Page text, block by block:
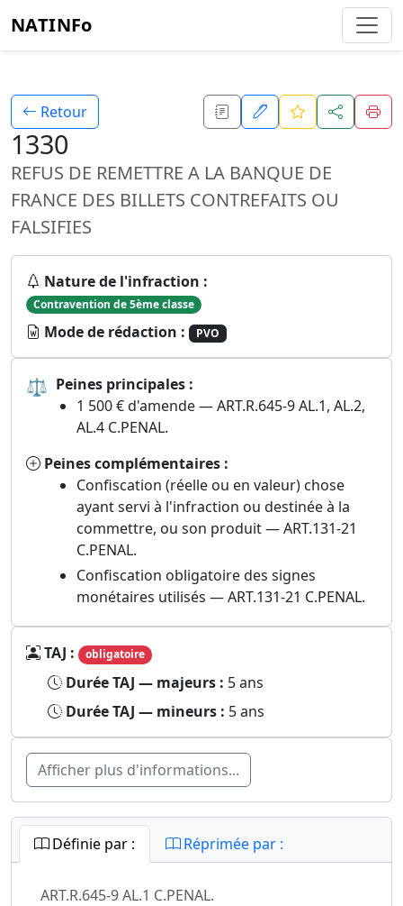
NATINFo
Retour
1330
REFUS DE REMETTRE A LA BANQUE DE
FRANCE DES BILLETS CONTREFAITS OU
FALSIFIES
Nature de l'infraction :
Contravention de 5ème classe
Mode de rédaction : PVO
⚖ Peines principales :
1 500 € d'amende — ART.R.645-9 AL.1, AL.2,
AL.4 C.PENAL.
Peines complémentaires :
Confiscation (réelle ou en valeur) chose
ayant servi à l'infraction ou destinée à la
commettre, ou son produit — ART.131-21
C.PENAL.
Confiscation obligatoire des signes
monétaires utilisés — ART.131-21 C.PENAL.
TAJ : obligatoire
Durée TAJ — majeurs : 5 ans
Durée TAJ — mineurs : 5 ans
Afficher plus d'informations...
Définie par : Réprimée par :
ART.R.645-9 AL.1 C.PENAL.